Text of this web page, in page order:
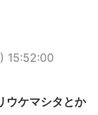
15:52:00
ウケマシタとか